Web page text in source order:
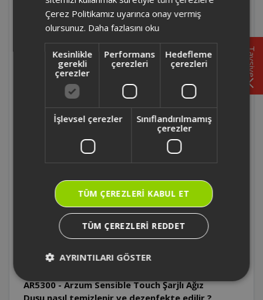
AR5300 - Arzum Sensible Touch Şarjlı Ağız
Duşu şarj göstergesi ışıkları ne anlama gelir
AR5300 - Arzum Sensible Touch Şarjlı Ağız
Duşu püskürtme başlığı ne sıklıkla
AR5300 - Arzum Sensible Touch Şarjlı Ağız
Duşu Pulse (darbeli) mod nasıl aktif edilir ?
AR5300 - Arzum Sensible Touch Şarjlı Ağız
Duşu ömrü kaç yıldır ?
AR5300 - Arzum Sensible Touch Şarjlı Ağız
Duşu' nda hazneye sıcak su doldurulabilir
AR5300 - Arzum Sensible Touch Şarjlı Ağız
Duşu nasıl temizlenir ve dezenfekte edilir ?
Tavsiye
Çerez Politikamız uyarınca onay vermiş
olursunuz. Daha fazlasını oku
Kesinlikle
gerekli
çerezler
Performans
çerezleri
Hedefleme
çerezleri
İşlevsel çerezler
Sınıflandırılmamış
çerezler
TÜM ÇEREZLERI KABUL ET
TÜM ÇEREZLERI REDDET
AYRINTILARI GÖSTER